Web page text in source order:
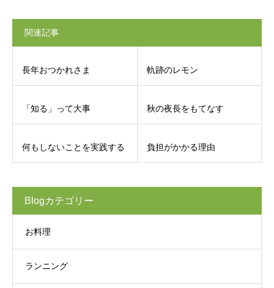
関連記事
長年おつかれさま 軌跡のレモン
「知る」って大事 秋の夜長をもてなす
何もしないことを実践する 負担がかかる理由
Blogカテゴリー
お料理
ランニング